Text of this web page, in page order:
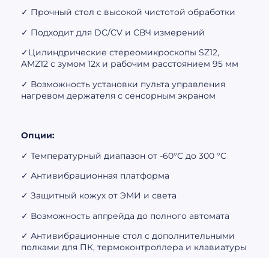
✓ Прочный стол с высокой чистотой обработки
✓ Подходит для DC/CV и СВЧ измерений
✓Цилиндрические стереомикроскопы SZ12,
AMZ12 с зумом 12x и рабочим расстоянием 95 мм
✓ Возможность установки пульта управления
нагревом держателя с сенсорным экраном
Опции:
✓ Температурный диапазон от -60°C до 300 °C
✓ Антивибрационная платформа
✓ Защитный кожух от ЭМИ и света
✓ Возможность апгрейда до полного автомата
✓ Антивибрационные стол с дополнительными
полками для ПК, термоконтроллера и клавиатуры